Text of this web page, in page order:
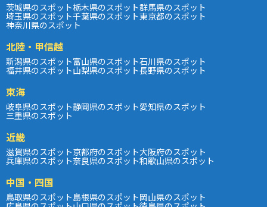
茨城県のスポット栃木県のスポット群馬県のスポット
埼玉県のスポット千葉県のスポット東京都のスポット
神奈川県のスポット
北陸・甲信越
新潟県のスポット富山県のスポット石川県のスポット
福井県のスポット山梨県のスポット長野県のスポット
東海
岐阜県のスポット静岡県のスポット愛知県のスポット
三重県のスポット
近畿
滋賀県のスポット京都府のスポット大阪府のスポット
兵庫県のスポット奈良県のスポット和歌山県のスポット
中国・四国
鳥取県のスポット島根県のスポット岡山県のスポット